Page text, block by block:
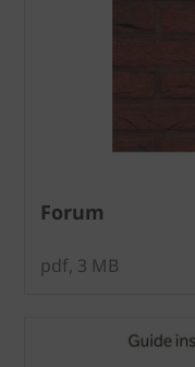
Forum
pdf, 3 MB